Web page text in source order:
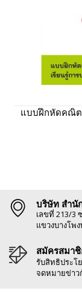
แบบฝึกหัดคณิต
บริษัท สำนั
เลขที่ 213/3
แขวงบางโพ
สมัครสมา
รับสิทธิประโ
จดหมายข่าว